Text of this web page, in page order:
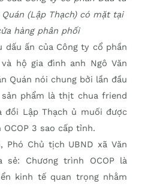
(Lập Thạch) có mặt tại
hàng phân phối
dấu ấn của Công ty cổ phần
hộ gia đình anh Ngô Văn
Quán nói chung bởi lần đầu
phẩm là thịt chua friend
đồi Lập Thạch ủ muối được
3 sao cấp tỉnh.
Phó Chủ tịch UBND xã Văn
sẻ: Chương trình OCOP là
kinh tế quan trọng nhằm